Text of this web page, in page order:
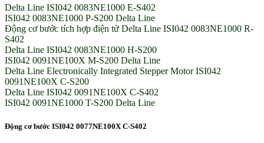
Delta Line ISI042 0083NE1000 E-S402
ISI042 0083NE1000 P-S200 Delta Line
Động cơ bước tích hợp điện tử Delta Line ISI042 0083NE1000 R-
S402
Delta Line ISI042 0083NE1000 H-S200
ISI042 0091NE100X M-S200 Delta Line
Delta Line Electronically Integrated Stepper Motor ISI042
0091NE100X C-S200
Delta Line ISI042 0091NE100X C-S402
ISI042 0091NE1000 T-S200 Delta Line
Động cơ bước ISI042 0077NE100X C-S402